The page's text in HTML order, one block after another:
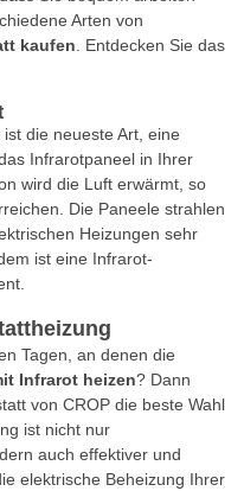
Arten von
kaufen . Entdecken Sie das
die neueste Art, eine
Infrarotpaneel in Ihrer
wird die Luft erwärmt, so
Die Paneele strahlen
Heizungen sehr
ist eine Infrarot-
Tagen, an denen die
Infrarot heizen? Dann
von CROP die beste Wahl
ist nicht nur
auch effektiver und
elektrische Beheizung Ihrer